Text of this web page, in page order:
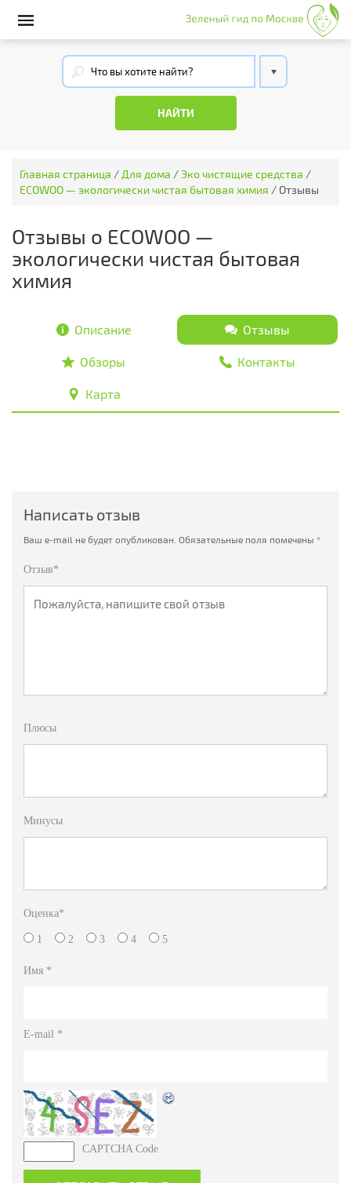
Главная страница / Для дома /Эко чистящие средства /
ECOWOO — экологически чистая бытовая химия / Отзывы
Отзывы о ECOWOO —
экологически чистая бытовая
химия
Описание Отзывы
Обзоры Контакты
Карта
Написать отзыв
Ваш e-mail не будет опубликован. Обязательные поля помечены *
Отзыв*
Плюсы
Минусы
Оценка*
1 2 3 4 5
Имя *
E-mail *
CAPTCHA Code